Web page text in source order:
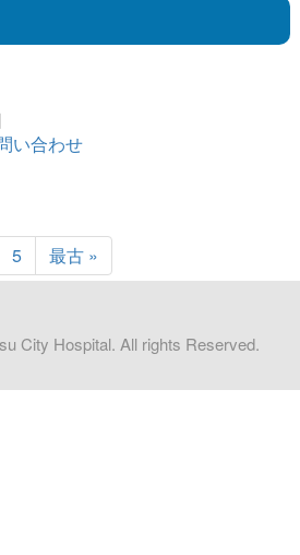
い合わせ
5 最古 »
City Hospital. All rights Reserved.